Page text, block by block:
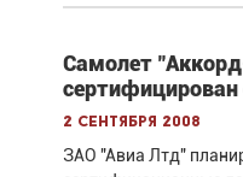
Самолет
сертифицирован
2 сентября 2008
ЗАО "Авиа Лтд"